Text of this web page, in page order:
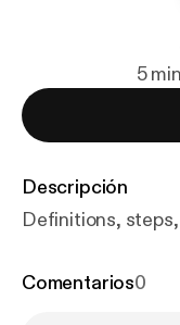
5
Descripción
Definitions,
Comentarios0